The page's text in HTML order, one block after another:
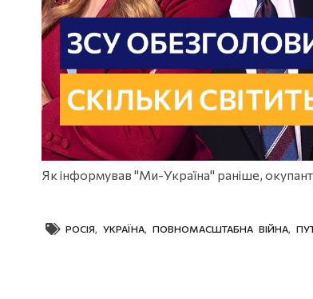
Як інформував "Ми-Україна" раніше,
РОСІЯ, УКРАЇНА, ПОВНОМАСШТАБНА ВІЙНА,